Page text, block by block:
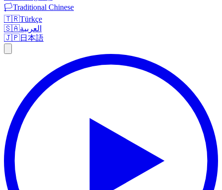
🏳️Traditional Chinese
🇹🇷Türkçe
🇸🇦العربية
🇯🇵日本語